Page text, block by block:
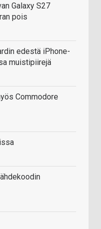
Galaxy S27
pois
edestä iPhone-
muistipiirejä
Commodore